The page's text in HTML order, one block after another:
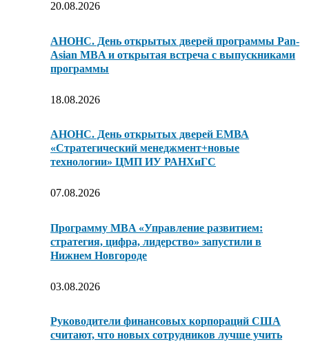
20.08.2026
АНОНС. День открытых дверей программы Pan-
Asian MBA и открытая встреча с выпускниками
программы
18.08.2026
АНОНС. День открытых дверей ЕМВА
«Стратегический менеджмент+новые
технологии» ЦМП ИУ РАНХиГС
07.08.2026
Программу MBA «Управление развитием:
стратегия, цифра, лидерство» запустили в
Нижнем Новгороде
03.08.2026
Руководители финансовых корпораций США
считают, что новых сотрудников лучше учить